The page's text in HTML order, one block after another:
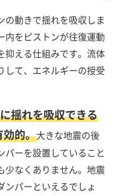
の動きで揺れを吸収しま
内をピストンが往復運動
抑える仕組みです。流体
して、エネルギーの授受
揺れを吸収できる
効的。大きな地震の後
パーを設置していること
少なくありません。地震
ンパーといえるでしょ